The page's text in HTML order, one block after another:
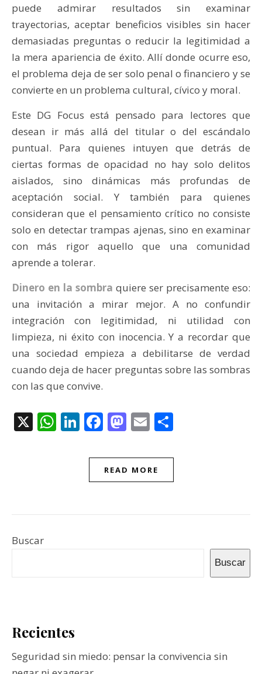
puede admirar resultados sin examinar
trayectorias, aceptar beneficios visibles sin hacer
demasiadas preguntas o reducir la legitimidad a
la mera apariencia de éxito. Allí donde ocurre eso,
el problema deja de ser solo penal o financiero y se
convierte en un problema cultural, cívico y moral.
Este DG Focus está pensado para lectores que
desean ir más allá del titular o del escándalo
puntual. Para quienes intuyen que detrás de
ciertas formas de opacidad no hay solo delitos
aislados, sino dinámicas más profundas de
aceptación social. Y también para quienes
consideran que el pensamiento crítico no consiste
solo en detectar trampas ajenas, sino en examinar
con más rigor aquello que una comunidad
aprende a tolerar.
Dinero en la sombra quiere ser precisamente eso:
una invitación a mirar mejor. A no confundir
integración con legitimidad, ni utilidad con
limpieza, ni éxito con inocencia. Y a recordar que
una sociedad empieza a debilitarse de verdad
cuando deja de hacer preguntas sobre las sombras
con las que convive.
X WhatsApp
LinkedIn
Facebook
Mastodon
Email
READ MORE
Buscar
Buscar
Recientes
Seguridad sin miedo: pensar la convivencia sin